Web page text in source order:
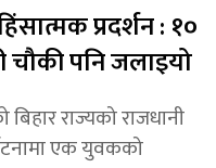
प्रदर्शन : १०
चौकी पनि जलाइयो
राज्यको राजधानी
एक युवकको